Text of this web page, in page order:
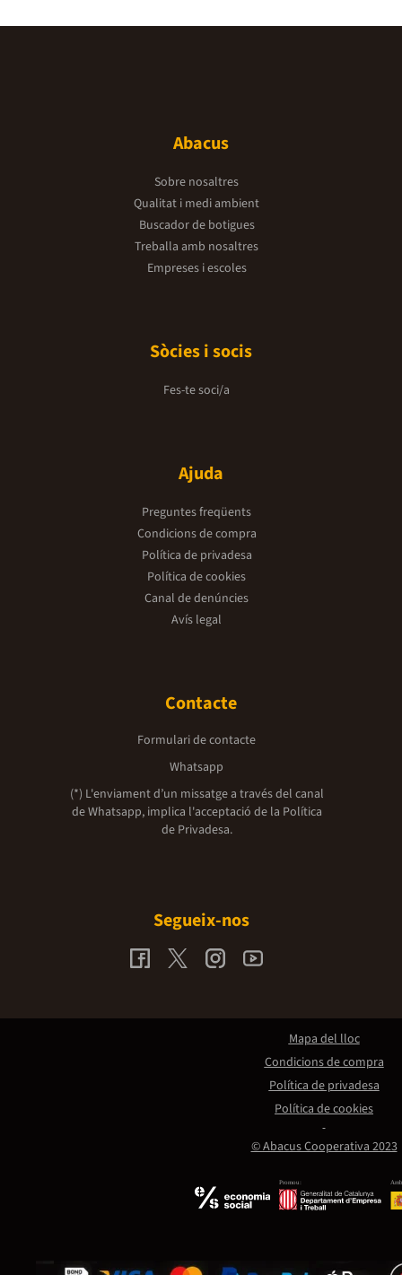
Abacus
Sobre nosaltres
Qualitat i medi ambient
Buscador de botigues
Treballa amb nosaltres
Empreses i escoles
Sòcies i socis
Fes-te soci/a
Ajuda
Preguntes freqüents
Condicions de compra
Política de privadesa
Política de cookies
Canal de denúncies
Avís legal
Contacte
Formulari de contacte
Whatsapp
(*) L'enviament d’un missatge a través del canal
de Whatsapp, implica l'acceptació de la Política
de Privadesa.
Segueix-nos
Promou:
© Abacus Cooperativa 2023
Mapa del lloc
Condicions de compra
Política de privadesa
Política de cookies